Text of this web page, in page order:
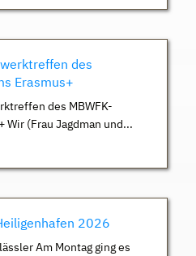
des
Erasmus+
des MBWFK-
Wir (Frau Jagdman und...
2026
Am Montag ging es